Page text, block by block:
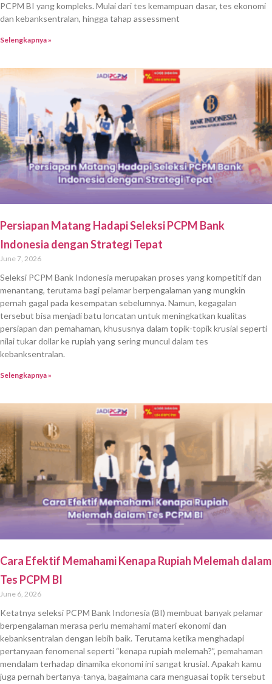
PCPM BI yang kompleks. Mulai dari tes kemampuan dasar, tes ekonomi
dan kebanksentralan, hingga tahap assessment
Selengkapnya »
Persiapan Matang Hadapi Seleksi PCPM Bank
Indonesia dengan Strategi Tepat
June 7, 2026
Seleksi PCPM Bank Indonesia merupakan proses yang kompetitif dan
menantang, terutama bagi pelamar berpengalaman yang mungkin
pernah gagal pada kesempatan sebelumnya. Namun, kegagalan
tersebut bisa menjadi batu loncatan untuk meningkatkan kualitas
persiapan dan pemahaman, khususnya dalam topik-topik krusial seperti
nilai tukar dollar ke rupiah yang sering muncul dalam tes
kebanksentralan.
Selengkapnya »
Cara Efektif Memahami Kenapa Rupiah Melemah dalam
Tes PCPM BI
June 6, 2026
Ketatnya seleksi PCPM Bank Indonesia (BI) membuat banyak pelamar
berpengalaman merasa perlu memahami materi ekonomi dan
kebanksentralan dengan lebih baik. Terutama ketika menghadapi
pertanyaan fenomenal seperti “kenapa rupiah melemah?”, pemahaman
mendalam terhadap dinamika ekonomi ini sangat krusial. Apakah kamu
juga pernah bertanya-tanya, bagaimana cara menguasai topik tersebut